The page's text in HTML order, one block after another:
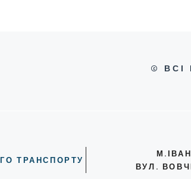
© ВСІ
ТРАНСПОРТУ
ВУЛ.